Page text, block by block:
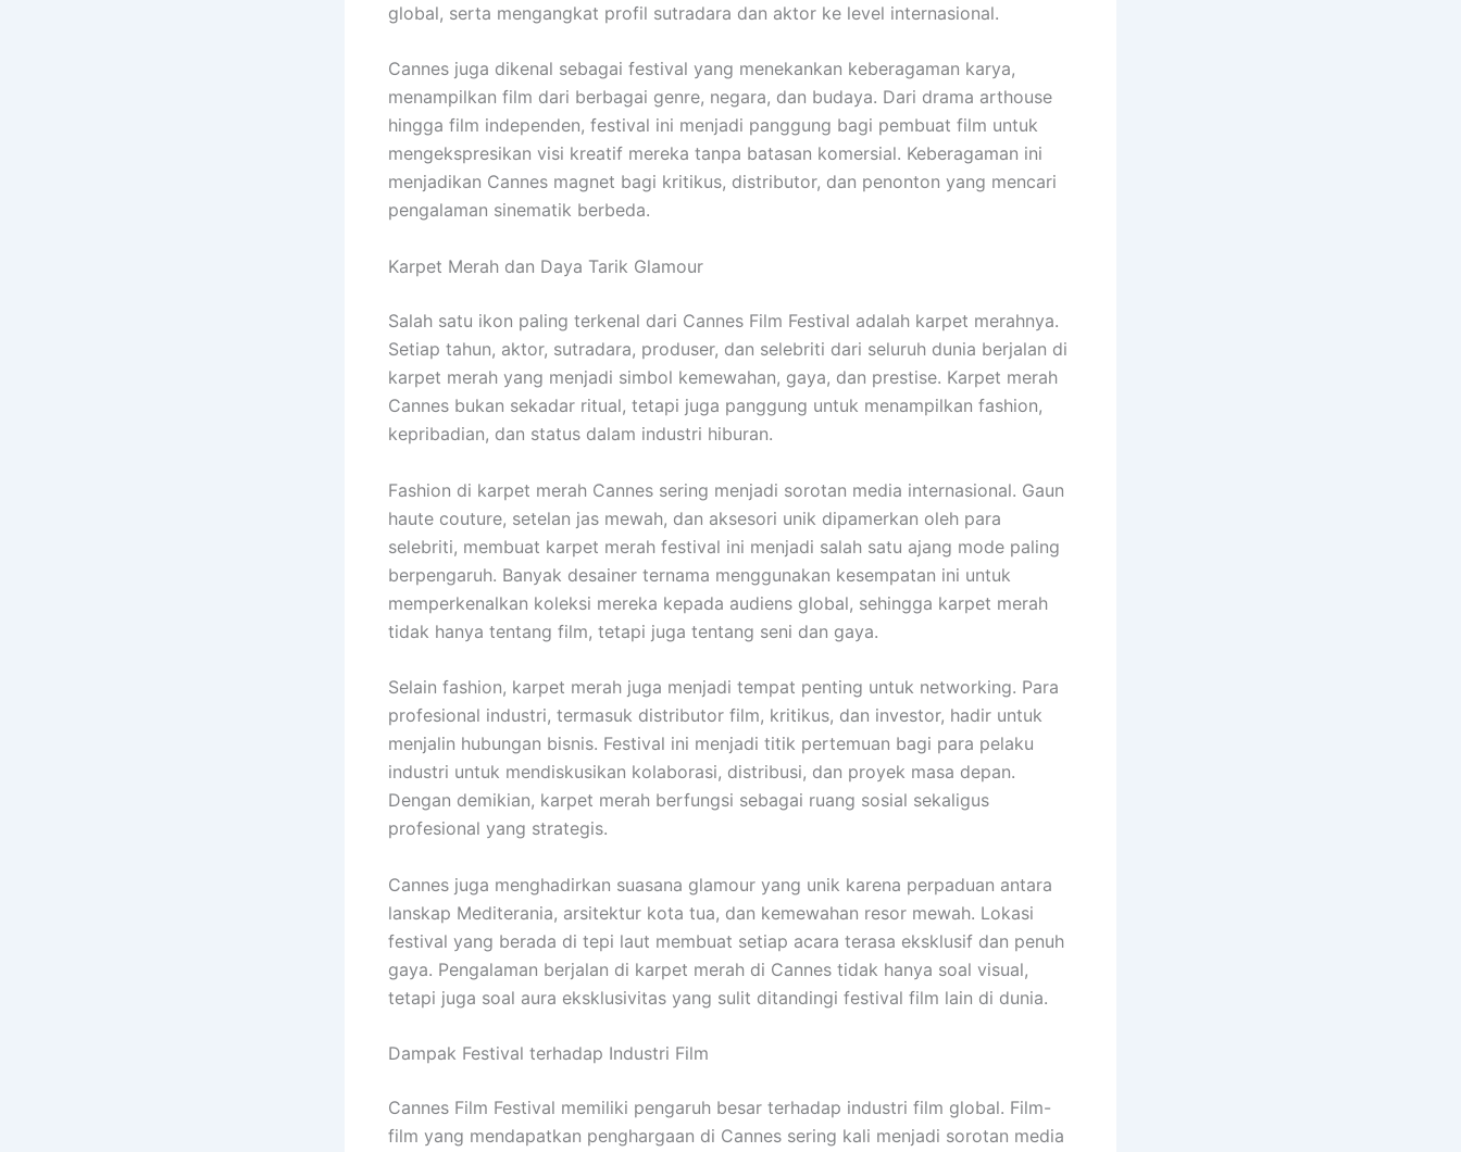
global, serta mengangkat profil sutradara dan aktor ke level internasional.
Cannes juga dikenal sebagai festival yang menekankan keberagaman karya,
menampilkan film dari berbagai genre, negara, dan budaya. Dari drama arthouse
hingga film independen, festival ini menjadi panggung bagi pembuat film untuk
mengekspresikan visi kreatif mereka tanpa batasan komersial. Keberagaman ini
menjadikan Cannes magnet bagi kritikus, distributor, dan penonton yang mencari
pengalaman sinematik berbeda.
Karpet Merah dan Daya Tarik Glamour
Salah satu ikon paling terkenal dari Cannes Film Festival adalah karpet merahnya.
Setiap tahun, aktor, sutradara, produser, dan selebriti dari seluruh dunia berjalan di
karpet merah yang menjadi simbol kemewahan, gaya, dan prestise. Karpet merah
Cannes bukan sekadar ritual, tetapi juga panggung untuk menampilkan fashion,
kepribadian, dan status dalam industri hiburan.
Fashion di karpet merah Cannes sering menjadi sorotan media internasional. Gaun
haute couture, setelan jas mewah, dan aksesori unik dipamerkan oleh para
selebriti, membuat karpet merah festival ini menjadi salah satu ajang mode paling
berpengaruh. Banyak desainer ternama menggunakan kesempatan ini untuk
memperkenalkan koleksi mereka kepada audiens global, sehingga karpet merah
tidak hanya tentang film, tetapi juga tentang seni dan gaya.
Selain fashion, karpet merah juga menjadi tempat penting untuk networking. Para
profesional industri, termasuk distributor film, kritikus, dan investor, hadir untuk
menjalin hubungan bisnis. Festival ini menjadi titik pertemuan bagi para pelaku
industri untuk mendiskusikan kolaborasi, distribusi, dan proyek masa depan.
Dengan demikian, karpet merah berfungsi sebagai ruang sosial sekaligus
profesional yang strategis.
Cannes juga menghadirkan suasana glamour yang unik karena perpaduan antara
lanskap Mediterania, arsitektur kota tua, dan kemewahan resor mewah. Lokasi
festival yang berada di tepi laut membuat setiap acara terasa eksklusif dan penuh
gaya. Pengalaman berjalan di karpet merah di Cannes tidak hanya soal visual,
tetapi juga soal aura eksklusivitas yang sulit ditandingi festival film lain di dunia.
Dampak Festival terhadap Industri Film
Cannes Film Festival memiliki pengaruh besar terhadap industri film global. Film-
film yang mendapatkan penghargaan di Cannes sering kali menjadi sorotan media